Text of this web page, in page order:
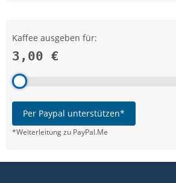
Kaffee ausgeben für:
3,00 €
Per Paypal unterstützen*
*Weiterleitung zu PayPal.Me